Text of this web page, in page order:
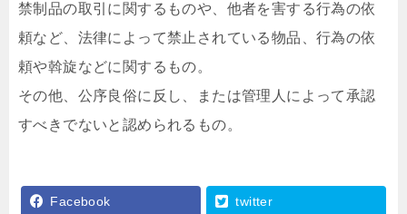
禁制品の取引に関するものや、他者を害する行為の依
頼など、法律によって禁止されている物品、行為の依
頼や斡旋などに関するもの。
その他、公序良俗に反し、または管理人によって承認
すべきでないと認められるもの。
Facebook twitter